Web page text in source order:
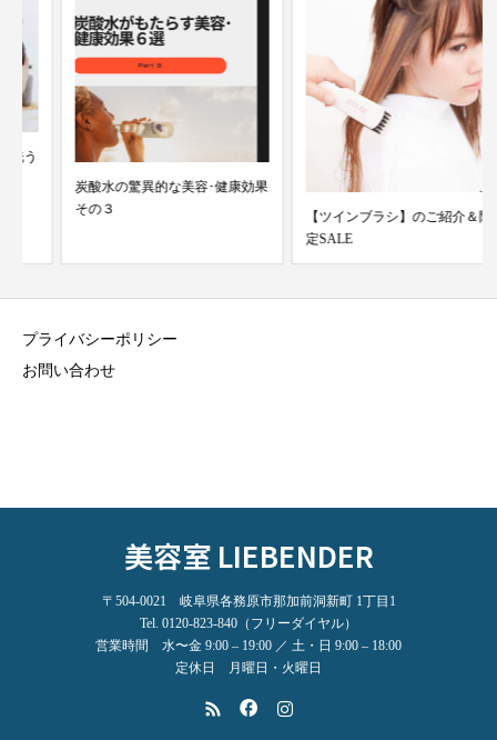
炭酸水の驚異的な美容･健康効果
その３
【ツインブラシ】のご紹介＆限
定SALE
プライバシーポリシー
お問い合わせ
美容室 LIEBENDER
〒504-0021 岐阜県各務原市那加前洞新町 1丁目1
Tel. 0120-823-840（フリーダイヤル）
営業時間 水〜金 9:00 – 19:00 ／ 土・日 9:00 – 18:00
定休日 月曜日・火曜日